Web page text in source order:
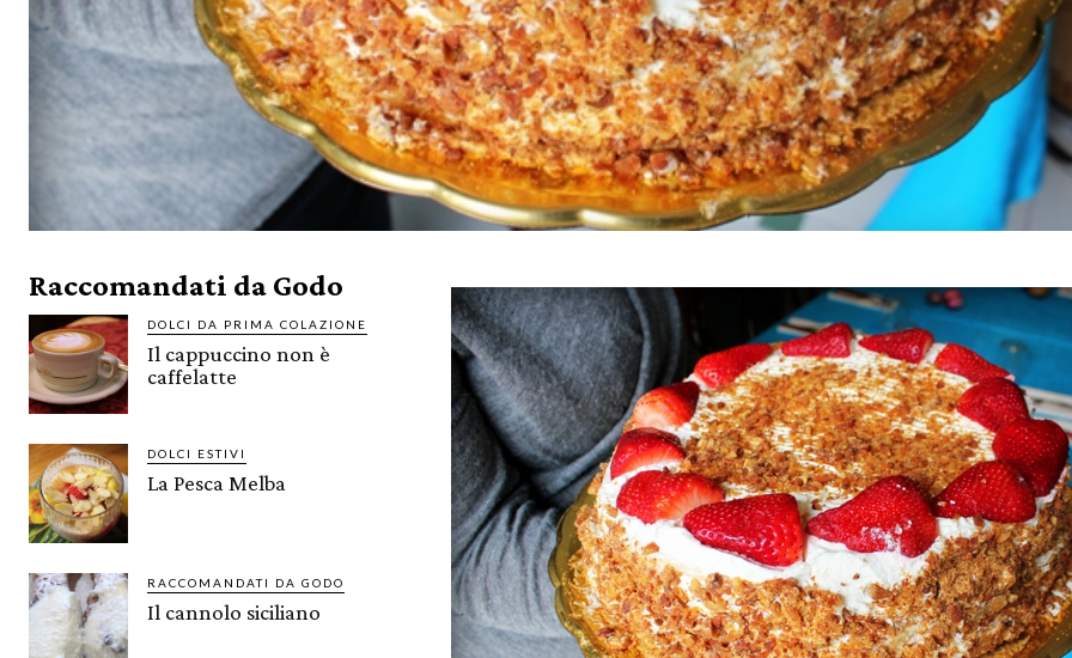
Raccomandati da Godo
DOLCI DA PRIMA COLAZIONE
Il cappuccino non è
caffelatte
DOLCI ESTIVI
La Pesca Melba
RACCOMANDATI DA GODO
Il cannolo siciliano